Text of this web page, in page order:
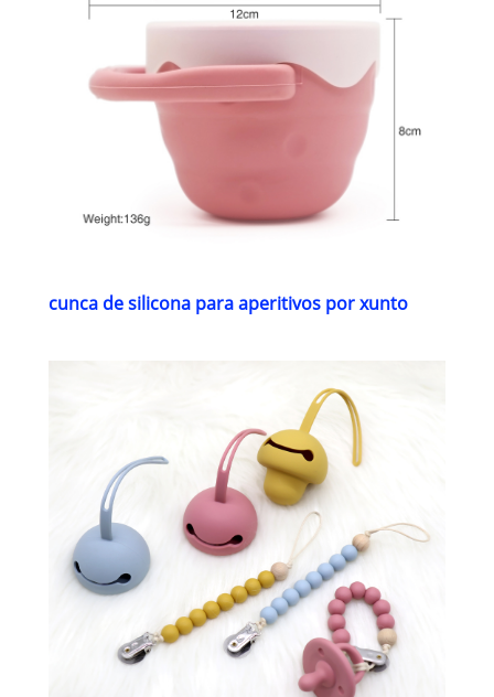
cunca de silicona para aperitivos por xunto